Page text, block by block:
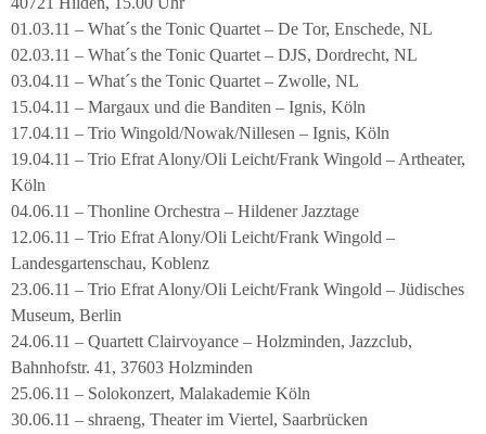
01.03.11 – What´s the Tonic Quartet – De Tor, Enschede, NL
02.03.11 – What´s the Tonic Quartet – DJS, Dordrecht, NL
03.04.11 – What´s the Tonic Quartet – Zwolle, NL
15.04.11 – Margaux und die Banditen – Ignis, Köln
17.04.11 – Trio Wingold/Nowak/Nillesen – Ignis, Köln
19.04.11 – Trio Efrat Alony/Oli Leicht/Frank Wingold – Artheater,
Köln
04.06.11 – Thonline Orchestra – Hildener Jazztage
12.06.11 – Trio Efrat Alony/Oli Leicht/Frank Wingold –
Landesgartenschau, Koblenz
23.06.11 – Trio Efrat Alony/Oli Leicht/Frank Wingold – Jüdisches
Museum, Berlin
24.06.11 – Quartett Clairvoyance – Holzminden, Jazzclub,
Bahnhofstr. 41, 37603 Holzminden
25.06.11 – Solokonzert, Malakademie Köln
30.06.11 – shraeng, Theater im Viertel, Saarbrücken